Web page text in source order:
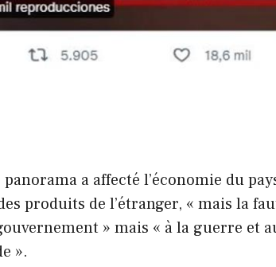
a affecté l’économie du
produits de l’étranger, « mais la
» mais « à la guerre et
».